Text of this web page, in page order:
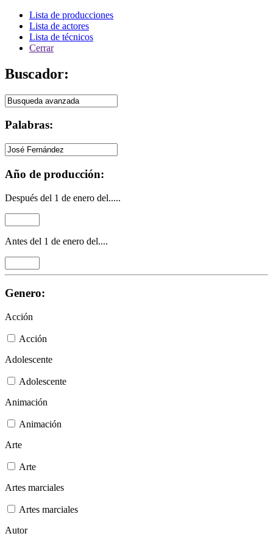
Lista de producciones
Lista de actores
Lista de técnicos
Cerrar
Buscador:
Palabras:
Año de producción:
Después del 1 de enero del.....
Antes del 1 de enero del....
Genero:
Acción
Acción
Adolescente
Adolescente
Animación
Animación
Arte
Arte
Artes marciales
Artes marciales
Autor